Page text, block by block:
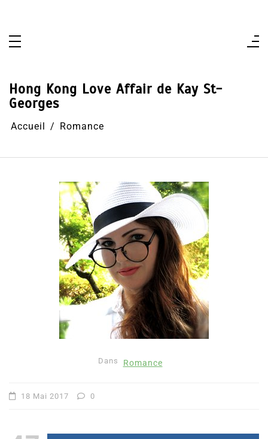
Hong Kong Love Affair de Kay St-
Georges
Accueil Romance
Dans Romance
18 Mai 2017 0